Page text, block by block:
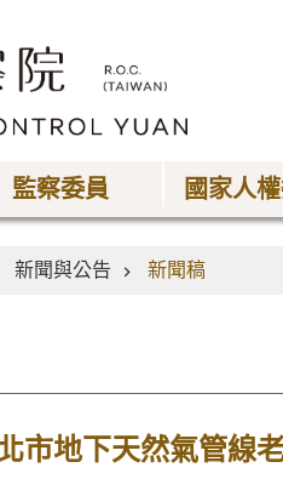
監察委員 國家人
新聞與公告 新聞稿
市地下天然氣管線